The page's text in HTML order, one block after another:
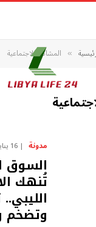
» المشاكل الاجتماعية
مدونة 16 يناير، 2025
السوق
تُنهك
وتضخم